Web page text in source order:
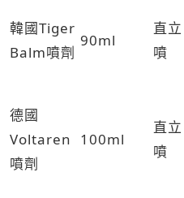
韓國Tiger
Balm噴劑
90ml
直立
噴
德國
Voltaren
噴劑
100ml
直立
噴